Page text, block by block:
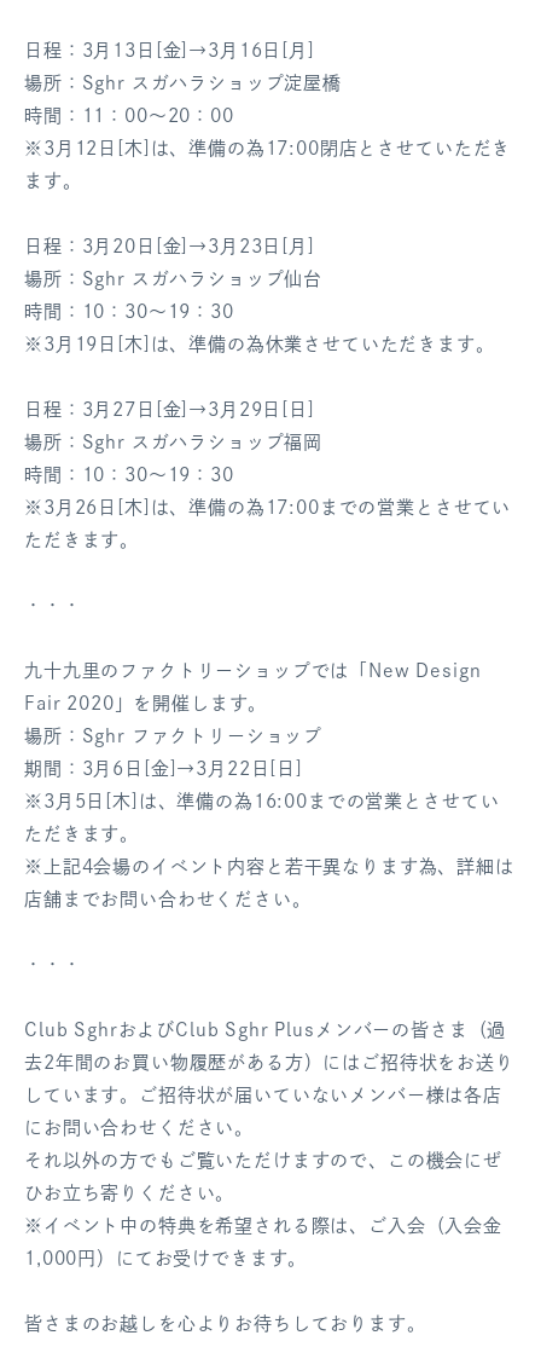
日程：3月13日[金]→3月16日[月]
場所：Sghr スガハラショップ淀屋橋
時間：11：00～20：00
※3月12日[木]は、準備の為17:00閉店とさせていただき
ます。
日程：3月20日[金]→3月23日[月]
場所：Sghr スガハラショップ仙台
時間：10：30～19：30
※3月19日[木]は、準備の為休業させ ていただきます。
日程：3月27日[金]→3月29日[日]
場所：Sghr スガハラショップ福岡
時間：10：30～19：30
※3月26日[木]は、準備の為17:00までの営業とさせてい
ただきます。
・・・
九十九里のファクトリーショップでは「New Design
Fair 2020」を開催します。
場所：Sghr ファクトリーショップ
期間：3月6日[金]→3月22日[日]
※3月5日[木]は、準備の為16:00までの営業とさせてい
ただきます。
※上記4会場のイベント内容と若干異なります為、詳細は
店舗までお問い合わせください。
・・・
Club SghrおよびClub Sghr Plusメンバーの皆さま（過
去2年間のお買い物履歴がある方）にはご招待状をお送り
しています。ご招待状が届いていないメンバー様は各店
にお問い合わせください。
それ以外の方でもご覧いただけますので、この機会にぜ
ひお立ち寄りください。
※イベント中の特典を希望される際は、ご入会（入会金
1,000円）にてお受けできます。
皆さまのお越しを心よりお待ちしております。